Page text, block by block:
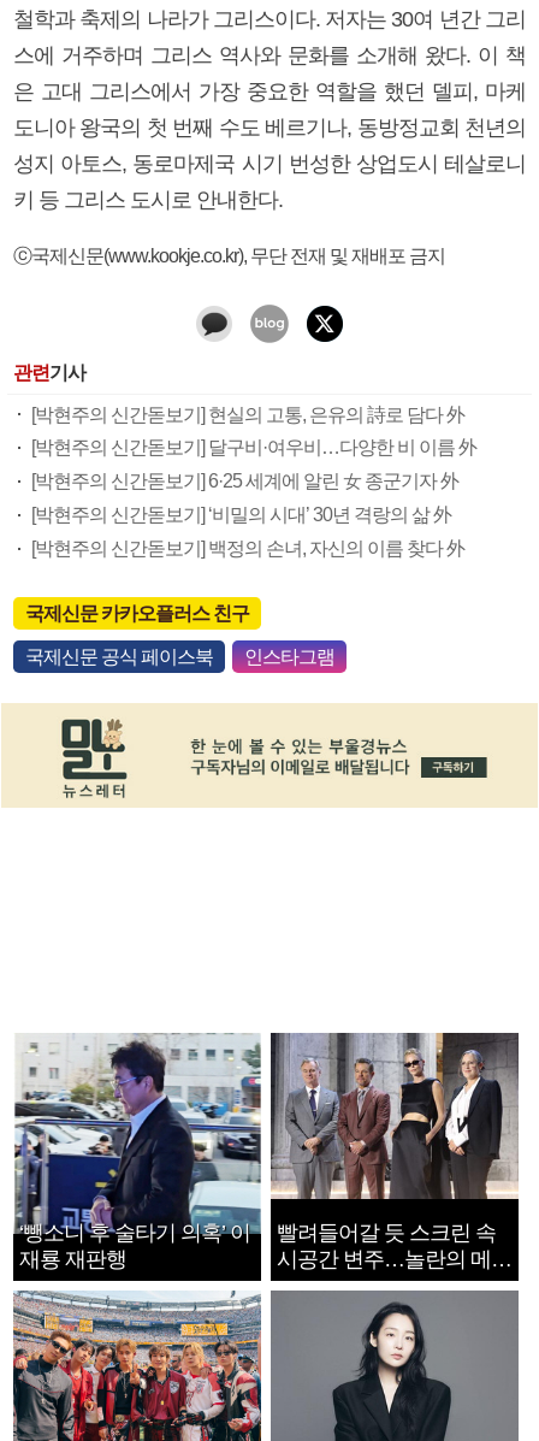
철학과 축제의 나라가 그리스이다. 저자는 30여 년간 그리
스에 거주하며 그리스 역사와 문화를 소개해 왔다. 이 책
은 고대 그리스에서 가장 중요한 역할을 했던 델피, 마케
도니아 왕국의 첫 번째 수도 베르기나, 동방정교회 천년의
성지 아토스, 동로마제국 시기 번성한 상업도시 테살로니
키 등 그리스 도시로 안내한다.
ⓒ국제신문(www.kookje.co.kr), 무단 전재 및 재배포 금지
관련기사
[박현주의 신간돋보기] 현실의 고통, 은유의 詩로 담다 外
[박현주의 신간돋보기] 달구비·여우비…다양한 비 이름 外
[박현주의 신간돋보기] 6·25 세계에 알린 女 종군기자 外
[박현주의 신간돋보기] ‘비밀의 시대’ 30년 격랑의 삶 外
[박현주의 신간돋보기] 백정의 손녀, 자신의 이름 찾다 外
국제신문 카카오플러스 친구
국제신문 공식 페이스북 인스타그램
‘뺑소니 후 술타기 의혹’ 이
재룡 재판행
빨려들어갈 듯 스크린 속
시공간 변주…놀란의 메시
지는 ‘전쟁 속죄’